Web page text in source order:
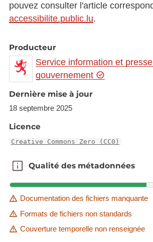
pouvez consulter l'article
accessibilite.public.lu.
Producteur
Service information et
gouvernement
Dernière mise à jour
18 septembre 2025
Licence
Creative Commons Zero (CC0)
Qualité des métadonnées
Qualité des métadonnées
Documentation des fichiers manquante
Formats de fichiers non standards
Couverture temporelle non renseignée